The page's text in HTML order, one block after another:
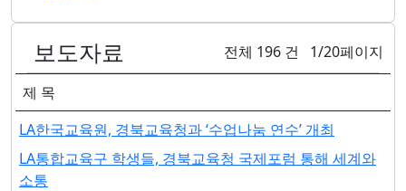
보도자료 전체 196 건 1/20페이지
제 목
LA한국교육원, 경북교육청과 ‘수업나눔 연수’ 개최
LA통합교육구 학생들, 경북교육청 국제포럼 통해 세계와
소통